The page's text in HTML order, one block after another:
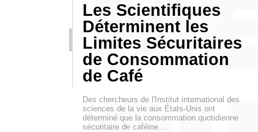
Les Scientifiques
Déterminent les
Limites Sécuritaires
de Consommation
de Café
Des chercheurs de l'Institut international des
sciences de la vie aux États-Unis ont
déterminé que la consommation quotidienne
sécuritaire de caféine…